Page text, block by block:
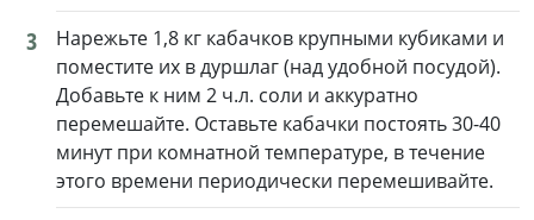
3
Нарежьте 1,8 кг кабачков крупными кубиками и
поместите их в дуршлаг (над удобной посудой).
Добавьте к ним 2 ч.л. соли и аккуратно
перемешайте. Оставьте кабачки постоять 30-40
минут при комнатной температуре, в течение
этого времени периодически перемешивайте.